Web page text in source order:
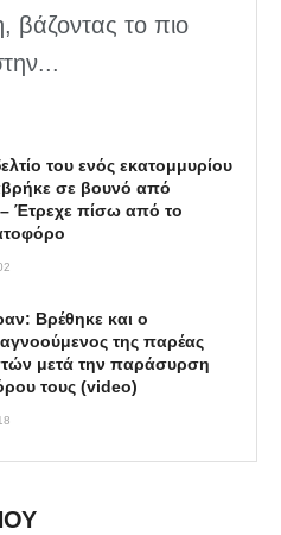
βάζοντας το πιο
του ενός εκατομμυρίου
σε βουνό από
Έτρεχε πίσω από το
Βρέθηκε και ο
αγνοούμενος της παρέας
μετά την παράσυρση
τους (video)